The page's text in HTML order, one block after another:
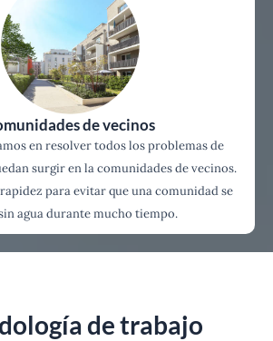
de vecinos
en resolver todos los problemas de
surgir en la comunidades de vecinos.
para evitar que una comunidad se
agua durante mucho tiempo.
de trabajo